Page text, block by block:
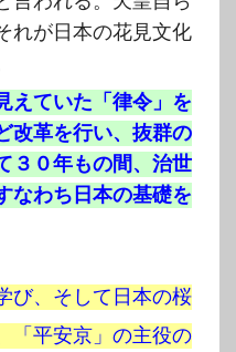
れが日本の花見文化
えていた「律令」を
改革を行い、抜群の
３０年もの間、治世
なわち日本の基礎を
び、そして日本の桜
「平安京」の主役の